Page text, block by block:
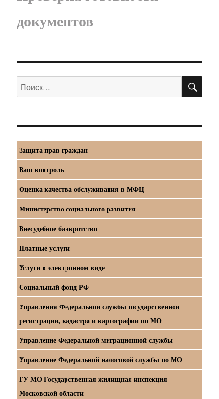
документов
Искать:
Защита прав граждан
Ваш контроль
Оценка качества обслуживания в МФЦ
Министерство социального развития
Внесудебное банкротство
Платные услуги
Услуги в электронном виде
Социальный фонд РФ
Управления Федеральной службы государственной
регистрации, кадастра и картографии по МО
Управление Федеральной миграционной службы
Управление Федеральной налоговой службы по МО
ГУ МО Государственная жилищная инспекция
Московской области